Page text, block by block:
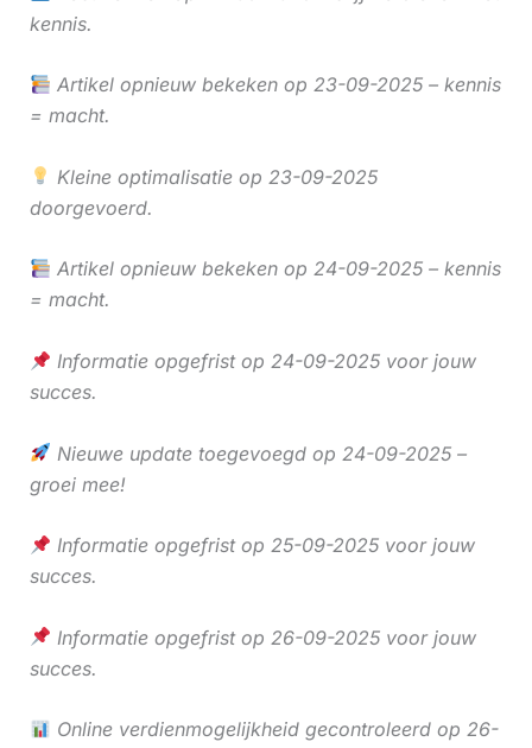
kennis.
Artikel opnieuw bekeken op 23-09-2025 – kennis
= macht.
Kleine optimalisatie op 23-09-2025
doorgevoerd.
Artikel opnieuw bekeken op 24-09-2025 – kennis
= macht.
Informatie opgefrist op 24-09-2025 voor jouw
succes.
Nieuwe update toegevoegd op 24-09-2025 –
groei mee!
Informatie opgefrist op 25-09-2025 voor jouw
succes.
Informatie opgefrist op 26-09-2025 voor jouw
succes.
Online verdienmogelijkheid gecontroleerd op 26-